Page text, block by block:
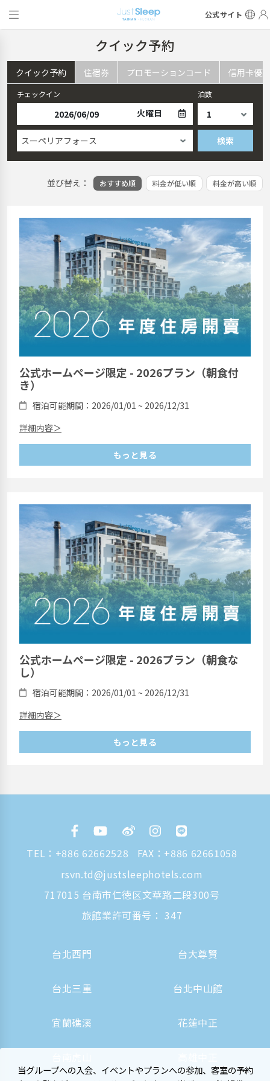
公式サイト
クイック予約
クイック予約 住宿券 プロモーションコード 信用卡優惠
チェックイン
火曜日
泊数
スーペリアフォース 検索
並び替え： おすすめ順 料金が低い順 料金が高い順
公式ホームページ限定 - 2026プラン（朝食付
き）
宿泊可能期間：2026/01/01 ~ 2026/12/31
詳細内容＞
もっと見る
公式ホームページ限定 - 2026プラン（朝食な
し）
宿泊可能期間：2026/01/01 ~ 2026/12/31
詳細内容＞
もっと見る
TEL： +886 62662528
FAX：+886 62661058
rsvn.td@justsleephotels.com
717015 台南市仁徳区文華路二段300号
旅館業許可番号： 347
台北西門 台大尊賢
台北三重 台北中山館
宜蘭礁溪 花蓮中正
当グループへの入会、イベントやプランへの参加、客室の予約